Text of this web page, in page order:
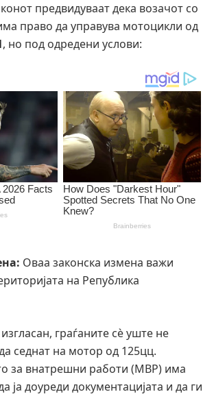
предвидуваат дека возачот со
право да управува мотоцикли од
, но под одредени услови:
Оваа законска измена важи
на Република
граѓаните сè уште не
седнат на мотор од 125цц.
за внатрешни работи (МВР) има
ја доуреди документацијата и да ги